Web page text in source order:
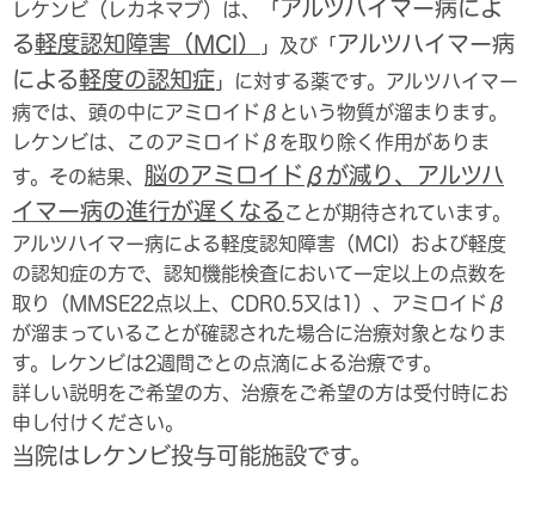
レケンビ（レカネマブ）は、「アルツハイマー病によ
る軽度認知障害（MCI） 」及び「アルツハイマー病
による軽度の認知症 」に対する薬です。アルツハイマー
病では、頭の中にアミロイドβという物質が溜まります。
レケンビは、このアミロイドβを取り除く作用がありま
す。その結果、 脳のアミロイドβが減り、アルツハ
イマー病の進行が遅くなる ことが期待されています。
アルツハイマー病による軽度認知障害（MCI）および軽度
の認知症の方で、認知機能検査において一定以上の点数を
取り（MMSE22点以上、CDR0.5又は1）、アミロイドβ
が溜まっていることが確認された場合に治療対象となりま
す。レケンビは2週間ごとの点滴による治療です。
詳しい説明をご希望の方、治療をご希望の方は受付時にお
申し付けください。
当院はレケンビ投与可能施設です。